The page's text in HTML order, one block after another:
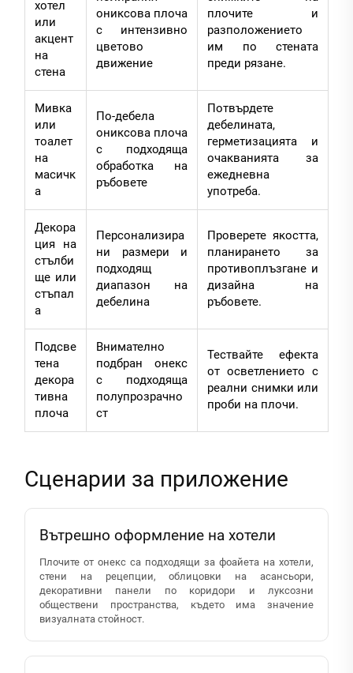
хотел
или
акцент
на
стена
ониксова плоча
с интензивно
цветово
движение
плочите и
разположението
им по стената
преди рязане.
Мивка
или
тоалет
на
масичк
а
По-дебела
ониксова плоча
с подходяща
обработка на
ръбовете
Потвърдете
дебелината,
герметизацията и
очакванията за
ежедневна
употреба.
Декора
ция на
стълби
ще или
стъпал
а
Персонализира
ни размери и
подходящ
диапазон на
дебелина
Проверете якостта,
планирането за
противоплъзгане и
дизайна на
ръбовете.
Подсве
тена
декора
тивна
плоча
Внимателно
подбран онекс
с подходяща
полупрозрачно
ст
Тествайте ефекта
от осветлението с
реални снимки или
проби на плочи.
Сценарии за приложение
Вътрешно оформление на хотели
Плочите от онекс са подходящи за фоайета на хотели,
стени на рецепции, облицовки на асансьори,
декоративни панели по коридори и луксозни
обществени пространства, където има значение
визуалната стойност.